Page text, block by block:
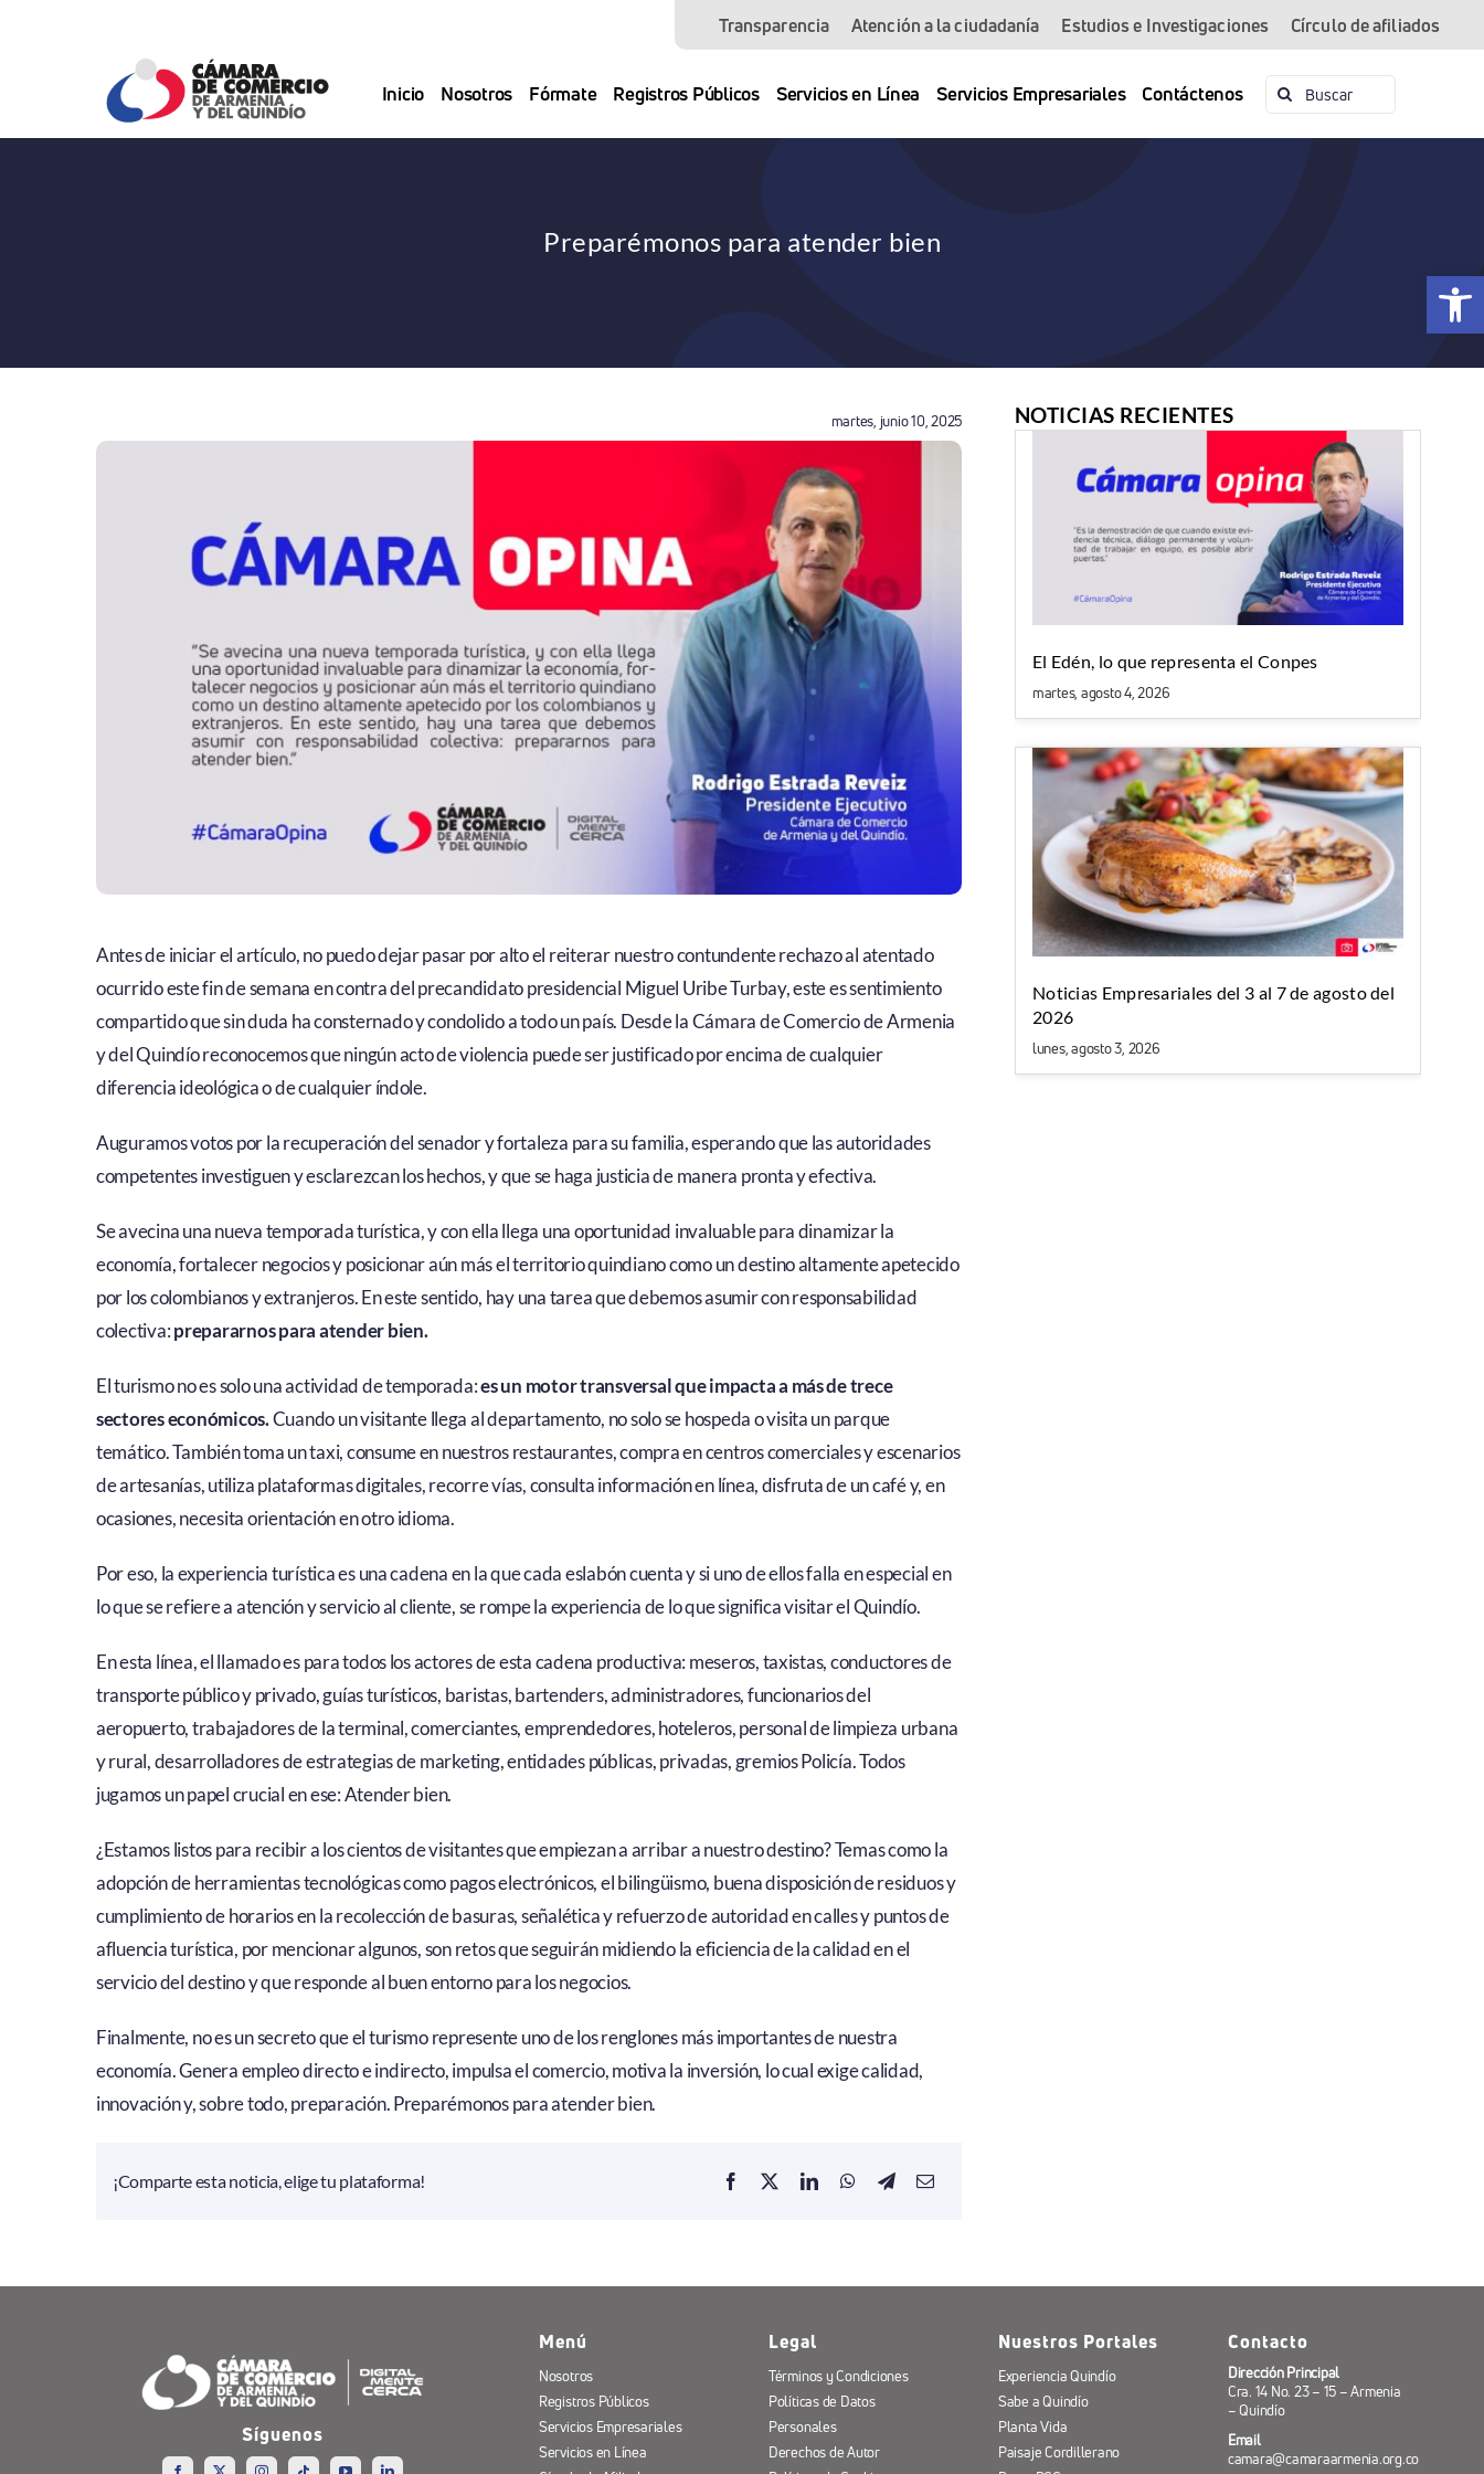
Abrir
Transparencia Atención a la ciudadanía Estudios e Investigaciones Círculo de afiliados
Inicio Nosotros Fórmate Registros Públicos Servicios en Línea Servicios Empresariales Contáctenos Buscar:
Preparémonos para atender bien
martes, junio 10, 2025
Antes de iniciar el artículo, no puedo dejar pasar por alto el reiterar nuestro contundente rechazo al atentado
ocurrido este fin de semana en contra del precandidato presidencial Miguel Uribe Turbay, este es sentimiento
compartido que sin duda ha consternado y condolido a todo un país. Desde la Cámara de Comercio de Armenia
y del Quindío reconocemos que ningún acto de violencia puede ser justificado por encima de cualquier
diferencia ideológica o de cualquier índole.
Auguramos votos por la recuperación del senador y fortaleza para su familia, esperando que las autoridades
competentes investiguen y esclarezcan los hechos, y que se haga justicia de manera pronta y efectiva.
Se avecina una nueva temporada turística, y con ella llega una oportunidad invaluable para dinamizar la
economía, fortalecer negocios y posicionar aún más el territorio quindiano como un destino altamente apetecido
por los colombianos y extranjeros. En este sentido, hay una tarea que debemos asumir con responsabilidad
colectiva:prepararnos para atender bien.
El turismo no es solo una actividad de temporada:es un motor transversal que impacta a más de trece
sectores económicos.Cuando un visitante llega al departamento, no solo se hospeda o visita un parque
temático. También toma un taxi, consume en nuestros restaurantes, compra en centros comerciales y escenarios
de artesanías, utiliza plataformas digitales, recorre vías, consulta información en línea, disfruta de un café y, en
ocasiones, necesita orientación en otro idioma.
Por eso, la experiencia turística es una cadena en la que cada eslabón cuenta y si uno de ellos falla en especial en
lo que se refiere a atención y servicio al cliente, se rompe la experiencia de lo que significa visitar el Quindío.
En esta línea, el llamado es para todos los actores de esta cadena productiva: meseros, taxistas, conductores de
transporte público y privado, guías turísticos, baristas, bartenders, administradores, funcionarios del
aeropuerto, trabajadores de la terminal, comerciantes, emprendedores, hoteleros, personal de limpieza urbana
y rural, desarrolladores de estrategias de marketing, entidades públicas, privadas, gremios Policía. Todos
jugamos un papel crucial en ese: Atender bien.
¿Estamos listos para recibir a los cientos de visitantes que empiezan a arribar a nuestro destino? Temas como la
adopción de herramientas tecnológicas como pagos electrónicos, el bilingüismo, buena disposición de residuos y
cumplimiento de horarios en la recolección de basuras, señalética y refuerzo de autoridad en calles y puntos de
afluencia turística, por mencionar algunos, son retos que seguirán midiendo la eficiencia de la calidad en el
servicio del destino y que responde al buen entorno para los negocios.
Finalmente, no es un secreto que el turismo represente uno de los renglones más importantes de nuestra
economía. Genera empleo directo e indirecto, impulsa el comercio, motiva la inversión, lo cual exige calidad,
innovación y, sobre todo, preparación. Preparémonos para atender bien.
¡Comparte esta noticia, elige tu plataforma!
NOTICIAS RECIENTES
El Edén, lo que representa el Conpes
martes, agosto 4, 2026
Noticias Empresariales del 3 al 7 de agosto del
2026
lunes, agosto 3, 2026
Síguenos
Menú
Nosotros
Registros Públicos
Servicios Empresariales
Servicios en Línea
Legal
Términos y Condiciones
Políticas de Datos
Personales
Derechos de Autor
Nuestros Portales
Experiencia Quindío
Sabe a Quindío
Planta Vida
Paisaje Cordillerano
Contacto
Dirección Principal
Cra. 14 No. 23 – 15 – Armenia
– Quindío
Email
camara@camaraarmenia.org.co